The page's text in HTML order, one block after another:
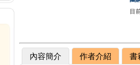
目
內容簡介 作者介紹 書